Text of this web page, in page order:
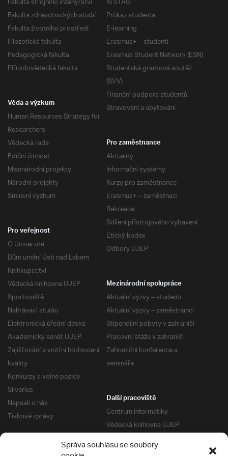
Správa souhlasu se soubory
Fakulta zdravotnických studií
Fakulta životního prostředí
Filozofická fakulta
Pedagogická fakulta
Přírodovědecká fakulta
Průkaz studenta
E-learning
Erasmus+ – studenti
Erasmus Student Network (ESN)
Studentská grantová soutěž
(SVV)
Finanční podpora studentů
Stravování a ubytování
Věda a výzkum
Human Resources Strategy for
Researchers
Vědecká rada
Ediční činnost
Mezinárodní projekty
Národní projekty
Smluvní výzkum
Pro zaměstnance
Aktuality
Informační systémy
Kurzy pro zaměstnance
Erasmus+ – zaměstnaci
Rekreace
Sdílení přístrojového vybavení
Etický kodex
Odbory UJEP
Pro veřejnost
O Univerzitě
Dům umění Ústí nad Labem
Knihkupectví
Vědecká knihovna UJEP
Sportoviště
Nahrávací studio
Elektronická úřední deska –
Akademický senát UJEP
Zajišťování a vnitřní hodnocení
kvality
Konkurzy a volné pozice
Silverius
Napsali o nás
Tiskové zprávy
Mezinárodní spolupráce
Aktuální výzvy – studenti
Aktuální výzvy – zaměstnanci
Stipendijní pobyty v zahraničí
Pracovní stáže v zahraničí
Zahraniční konference a
semináře
Další pracoviště
Centrum Informatiky
Vědecká knihovna UJEP
Správa kolejí a menz
Univerzitní centrum podpory